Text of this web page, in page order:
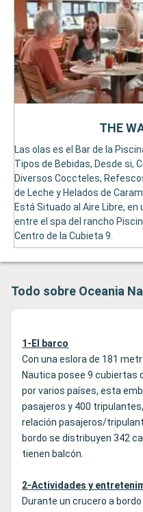
Las olas es el Bar de la
Tipos de Bebidas, Desde si,
Diversos Coccteles,
de Leche y Helados de
Está Situado al Aire Libre,
entre el spa del rancho
Centro de la Cubieta 9.
THE
Todo sobre Oceania
1-El barco
Con una eslora de 181
Nautica posee 9 cubiertas
por varios países, esta
pasajeros y 400
relación pasajeros/
bordo se distribuyen 342
tienen balcón.
2-Actividades y
Durante un crucero a